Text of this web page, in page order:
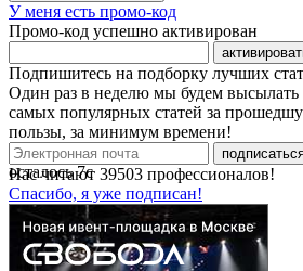
У меня есть промо-код
Промо-код успешно активирован
Подпишитесь на подборку лучших
Один раз в неделю мы будем высылать
самых популярных статей за
пользы, за минимум времени!
Нас читают 39503 профессионалов!
Спасибо, я уже подписан!
осталось7с